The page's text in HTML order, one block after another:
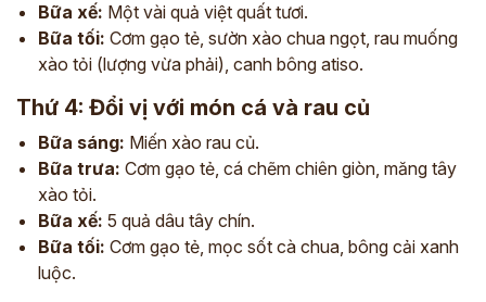
Bữa xế: Một vài quả việt quất tươi.
Bữa tối: Cơm gạo tẻ, sườn xào chua ngọt, rau muống
xào tỏi (lượng vừa phải), canh bông atiso.
Thứ 4: Đổi vị với món cá và rau củ
Bữa sáng: Miến xào rau củ.
Bữa trưa: Cơm gạo tẻ, cá chẽm chiên giòn, măng tây
xào tỏi.
Bữa xế: 5 quả dâu tây chín.
Bữa tối: Cơm gạo tẻ, mọc sốt cà chua, bông cải xanh
luộc.